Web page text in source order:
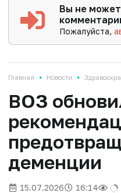
Вы не
Пожалуйста,
Главная • Новости •
ВОЗ
деменции
15.07.2026 16:14